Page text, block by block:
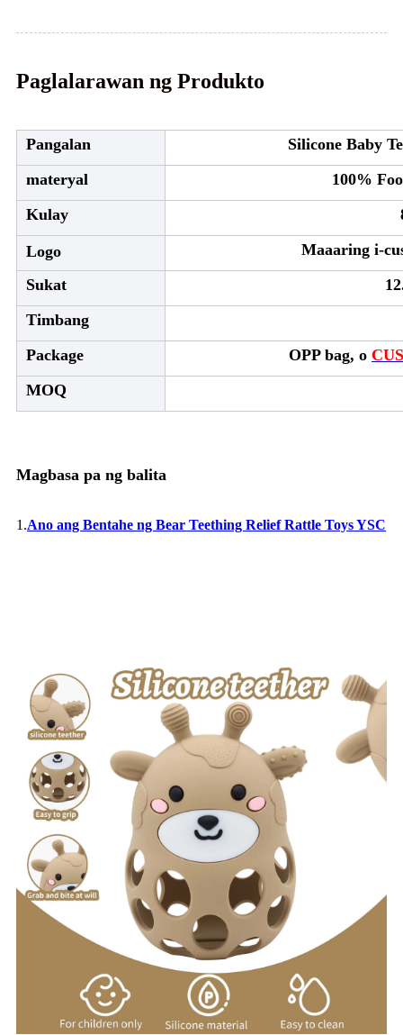
Paglalarawan ng Produkto
Pangalan
Silicone Baby
materyal
100%
Kulay
Logo
Maaaring i-
Sukat
Timbang
Package
OPP bag, o
MOQ
Magbasa pa ng balita
1.Ano ang Bentahe ng Bear Teething Relief Rattle Toys YSC